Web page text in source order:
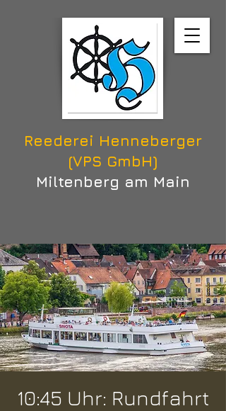
Reederei Henneberger
(VPS GmbH)
Miltenberg am Main
10:45 Uhr: Rundfahrt